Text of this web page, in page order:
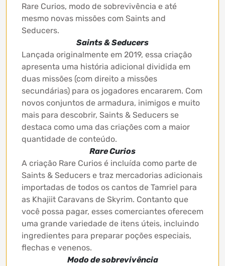
Rare Curios, modo de sobrevivência e até
mesmo novas missões com Saints and
Seducers.
Saints & Seducers
Lançada originalmente em 2019, essa criação
apresenta uma história adicional dividida em
duas missões (com direito a missões
secundárias) para os jogadores encararem. Com
novos conjuntos de armadura, inimigos e muito
mais para descobrir, Saints & Seducers se
destaca como uma das criações com a maior
quantidade de conteúdo.
Rare Curios
A criação Rare Curios é incluída como parte de
Saints & Seducers e traz mercadorias adicionais
importadas de todos os cantos de Tamriel para
as Khajiit Caravans de Skyrim. Contanto que
você possa pagar, esses comerciantes oferecem
uma grande variedade de itens úteis, incluindo
ingredientes para preparar poções especiais,
flechas e venenos.
Modo de sobrevivência